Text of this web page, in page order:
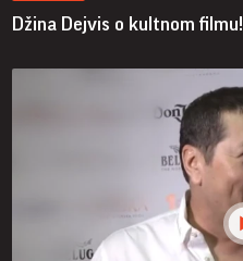
Džina Dejvis o kultnom filmu!